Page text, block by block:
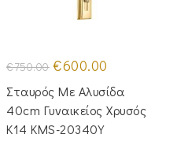
€750.00 Original
price
was:
€750.00.
€600.00
τιμή
είναι:
€600.00.
Σταυρός Με Αλυσίδα
40cm Γυναικείος Χρυσός
Κ14 KMS-20340Y